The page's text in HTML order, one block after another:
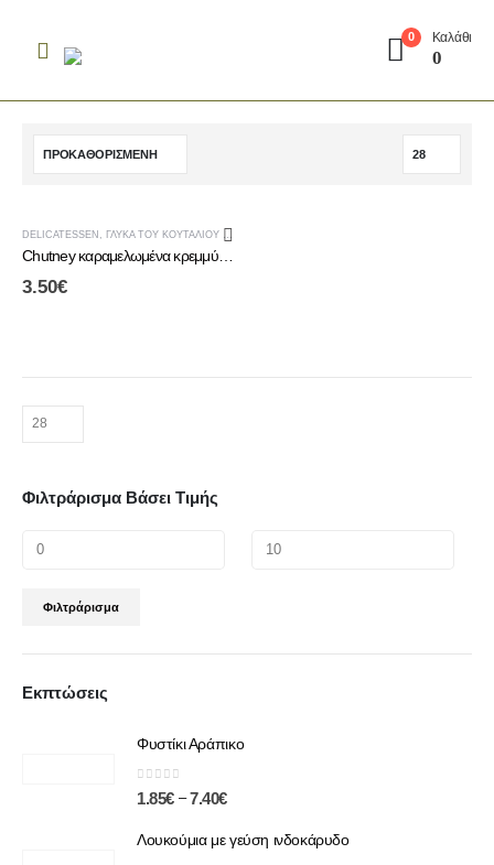
0 Καλάθι
0
DELICATESSEN , ΓΛΥΚΆ ΤΟΥ ΚΟΥΤΑΛΙΟΎ & CHUTNEY
Chutney καραμελωμένα κρεμμύδια
3.50€
Φιλτράρισμα Βάσει Τιμής
Φιλτράρισμα
Εκπτώσεις
Φυστίκι Αράπικο
0 out of 5
1.85€ – 7.40€
Λουκούμια με γεύση ινδοκάρυδο